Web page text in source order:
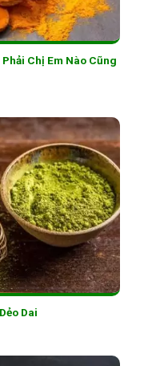
Chị Em Nào Cũng
Dai